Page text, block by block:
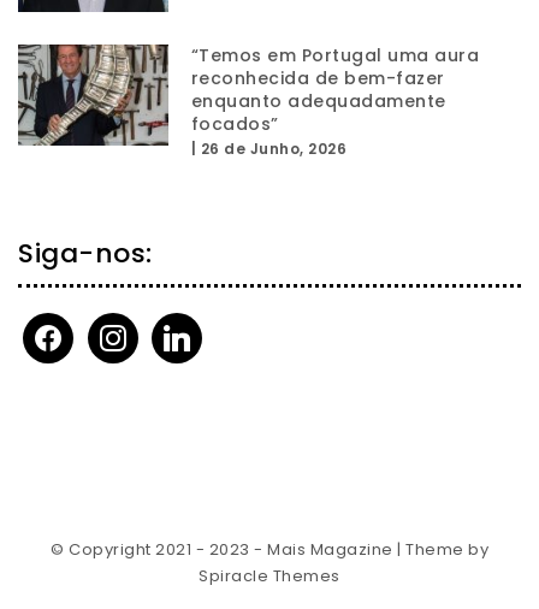
“Temos em Portugal uma aura
reconhecida de bem-fazer
enquanto adequadamente
focados”
26 de Junho, 2026
Siga-nos:
facebookinstagramlinkedin
© Copyright 2021 - 2023 - Mais Magazine | Theme by
Spiracle Themes